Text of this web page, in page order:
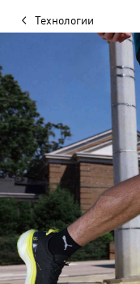
Технологии